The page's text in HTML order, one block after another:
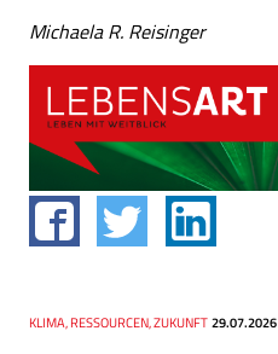
Michaela R. Reisinger
Thema
KLIMA, RESSOURCEN, ZUKUNFT
Datum 29.07.2026